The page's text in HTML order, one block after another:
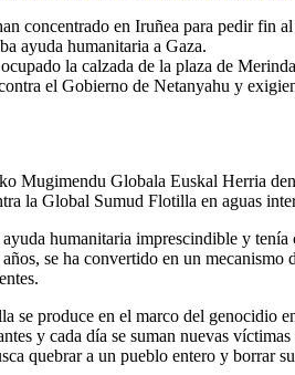
concentrado en Iruñea para pedir fin
ayuda humanitaria a Gaza.
la calzada de la plaza de
el Gobierno de Netanyahu y
Mugimendu Globala Euskal Herria
la Global Sumud Flotilla en aguas
humanitaria imprescindible y
se ha convertido en un
se produce en el marco del genocidio
y cada día se suman nuevas
quebrar a un pueblo entero y borrar